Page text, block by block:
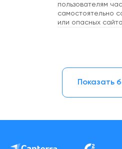
пользователям
самостоятельно
или опасных
Показать